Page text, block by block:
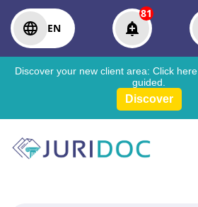
EN
81
Discover your new client area: Click here
guided.
Discover